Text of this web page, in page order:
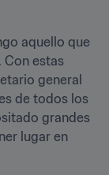
aquello que
Con estas
general
de todos los
grandes
lugar en